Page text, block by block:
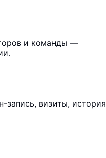
и команды —
визиты, история